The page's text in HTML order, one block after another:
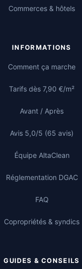
Commerces & hôtels
INFORMATIONS
Comment ça marche
Tarifs dès 7,90 €/m²
Avant / Après
Avis 5,0/5 (65 avis)
Équipe AltaClean
Réglementation DGAC
FAQ
Copropriétés & syndics
GUIDES & CONSEILS